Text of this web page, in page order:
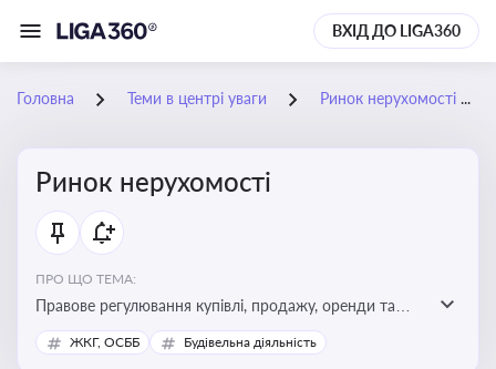
ВХІД ДО LIGA360
Головна Теми в центрі уваги Ринок нерухомості
Ринок нерухомості
ПРО ЩО ТЕМА:
Правове регулювання купівлі, продажу, оренди та
управління нерухомістю, що є ключовим для бізнесу,
інвесторів, забудовників і власників об’єктів майна
ЖКГ, ОСББ Будівельна діяльність